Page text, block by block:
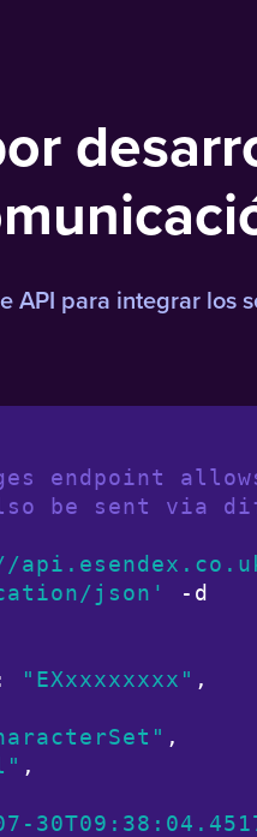
para integrar los
endpoint
be sent via
json'
-d
"EXxxxxxxxx" ,
,
,